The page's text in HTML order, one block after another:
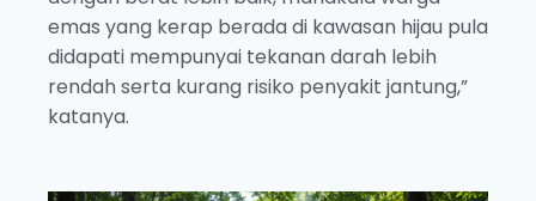
emas yang kerap berada di kawasan hijau pula
didapati mempunyai tekanan darah lebih
rendah serta kurang risiko penyakit jantung,”
katanya.